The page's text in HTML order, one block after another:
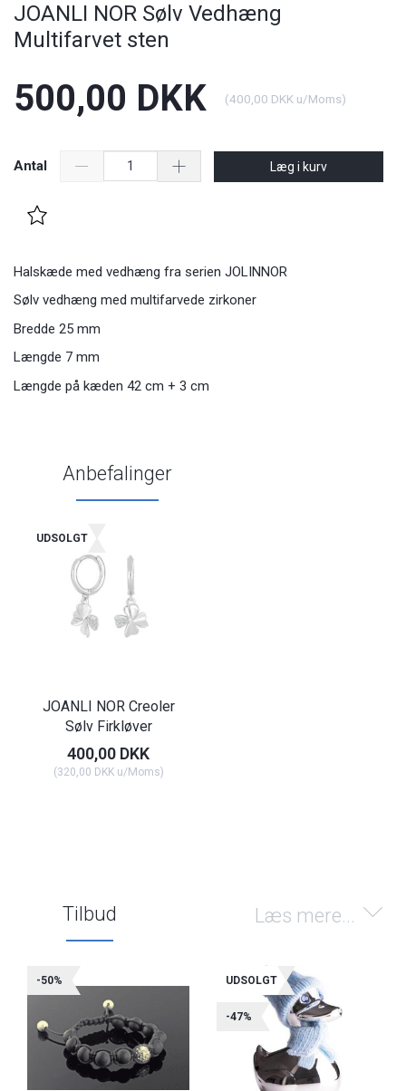
JOANLI NOR Sølv Vedhæng
Multifarvet sten
500,00 DKK (400,00 DKK u/Moms)
Antal Læg i kurv
Halskæde med vedhæng fra serien JOLINNOR
Sølv vedhæng med multifarvede zirkoner
Bredde 25 mm
Længde 7 mm
Længde på kæden 42 cm + 3 cm
Anbefalinger
UDSOLGT
JOANLI NOR Creoler
Sølv Firkløver
400,00 DKK
(320,00 DKKu/Moms)
Læs mere...
Tilbud
-50% UDSOLGT
-47%